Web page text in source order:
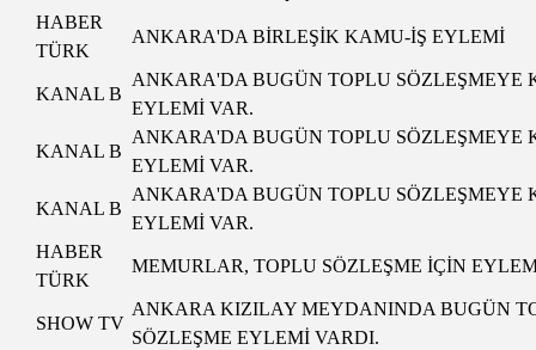
HABER
TÜRK
ANKARA'DA BİRLEŞİK KAMU-İŞ EYLEMİ
KANAL B
ANKARA'DA BUGÜN TOPLU SÖZLEŞMEYE
EYLEMİ VAR.
KANAL B
ANKARA'DA BUGÜN TOPLU SÖZLEŞMEYE
EYLEMİ VAR.
KANAL B
ANKARA'DA BUGÜN TOPLU SÖZLEŞMEYE
EYLEMİ VAR.
HABER
TÜRK
MEMURLAR, TOPLU SÖZLEŞME İÇİN
SHOW TV
ANKARA KIZILAY MEYDANINDA BUGÜN
SÖZLEŞME EYLEMİ VARDI.